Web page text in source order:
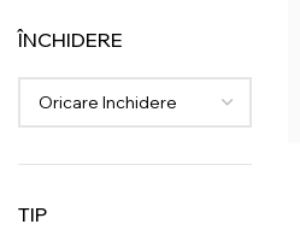
ÎNCHIDERE
Oricare Inchidere
TIP